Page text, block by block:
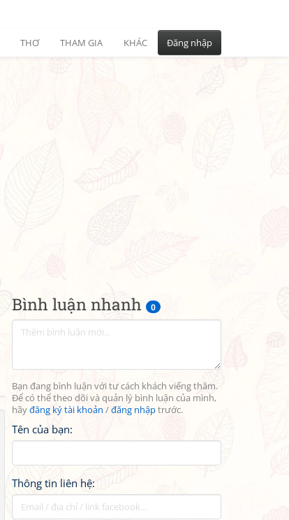
THƠ THAM GIA KHÁC Đăng nhập
Bình luận nhanh 0
Bạn đang bình luận với tư cách khách viếng thăm.
Để có thể theo dõi và quản lý bình luận của mình,
hãyđăng ký tài khoản /đăng nhậptrước.
Tên của bạn:
Thông tin liên hệ: